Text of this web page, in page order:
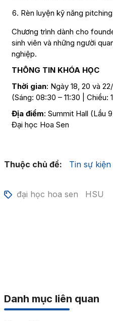
Rèn luyện kỹ năng
Chương trình dành cho
sinh viên và những người
nghiệp.
THÔNG TIN KHÓA HỌC
Thời gian: Ngày 18, 20 và
(Sáng: 08:30 – 11:30 | Chiều:
Địa điểm: Summit Hall (Lầu
Đại học Hoa Sen
Thuộc chủ đề: Tin sự kiện
đại học hoa sen HSU
Danh mục liên quan